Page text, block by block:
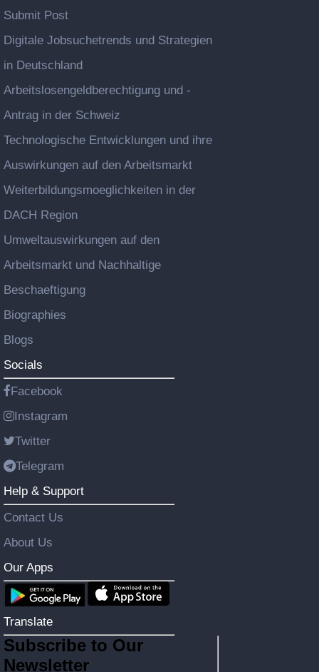
Submit Post
Digitale Jobsuchetrends und Strategien
in Deutschland
Arbeitslosengeldberechtigung und -
Antrag in der Schweiz
Technologische Entwicklungen und ihre
Auswirkungen auf den Arbeitsmarkt
Weiterbildungsmoeglichkeiten in der
DACH Region
Umweltauswirkungen auf den
Arbeitsmarkt und Nachhaltige
Beschaeftigung
Biographies
Blogs
Socials
Facebook
Instagram
Twitter
Telegram
Help & Support
Contact Us
About Us
Our Apps
Translate
Subscribe to Our
Newsletter